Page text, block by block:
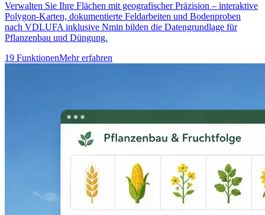
Verwalten Sie Ihre Flächen mit geografischer Präzision – interaktive
Polygon-Karten, dokumentierte Feldarbeiten und Bodenproben
nach VDLUFA inklusive Nmin bilden die Datengrundlage für
Pflanzenbau und Düngung.
19 FunktionenMehr erfahren